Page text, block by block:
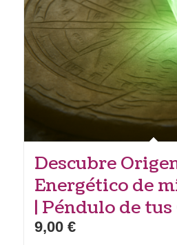
Descubre
Energético de
| Péndulo de tus
9,00 €